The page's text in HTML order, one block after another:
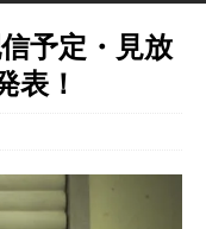
予定・見放
表！